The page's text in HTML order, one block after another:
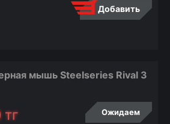
Добавить
мышь Steelseries Rival 3
Ожидаем
тг